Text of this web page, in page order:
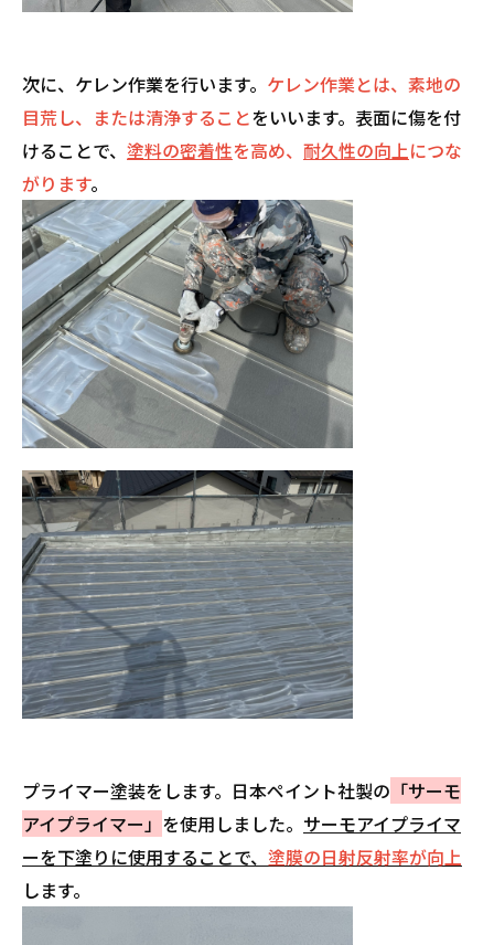
次に、ケレン作業を行います。 ケレン作業とは、素地の
目荒し、または清浄することをいいます。表面に傷を付
けることで、 塗料の密着性を高め、 耐久性の向上につな
がります。
プライマー塗装をします。日本ペイント社製の 「サーモ
アイプライマー」 を使用しました。 サーモアイプライマ
ーを下塗りに使用することで、 塗膜の日射反射率が向上
します。